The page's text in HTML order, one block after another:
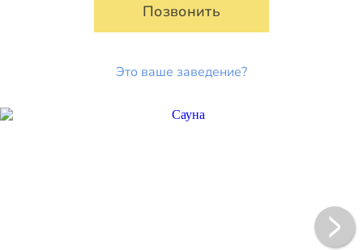
Позвонить
Это ваше заведение?